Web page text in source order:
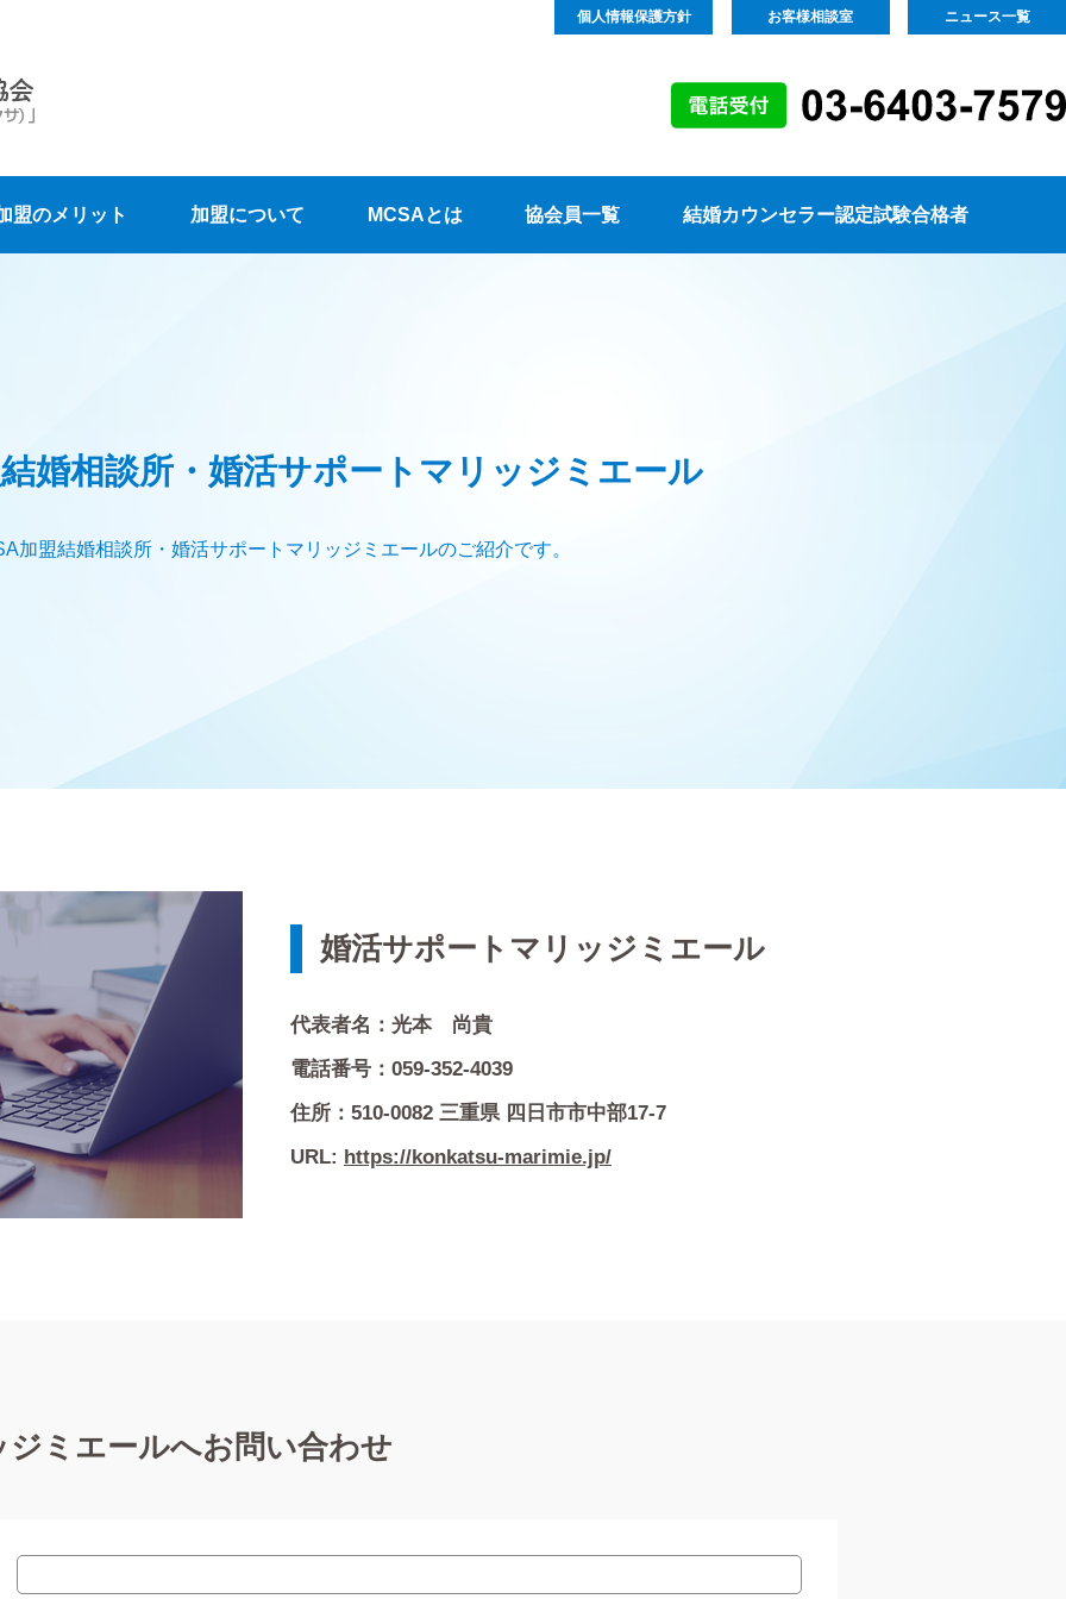
個人情報保護方針 お客様相談室 ニュース一覧
盟のメリット 加盟について MCSAとは 協会員一覧 結婚カウンセラー認定試験合格者
婚相談所・婚活サポートマリッジミエール
加盟結婚相談所・婚活サポートマリッジミエールのご紹介です。
婚活サポートマリッジミエール
代表者名：光本 尚貴
電話番号：059-352-4039
住所：510-0082 三重県 四日市市中部17-7
URL: https://konkatsu-marimie.jp/
ミエールへお問い合わせ